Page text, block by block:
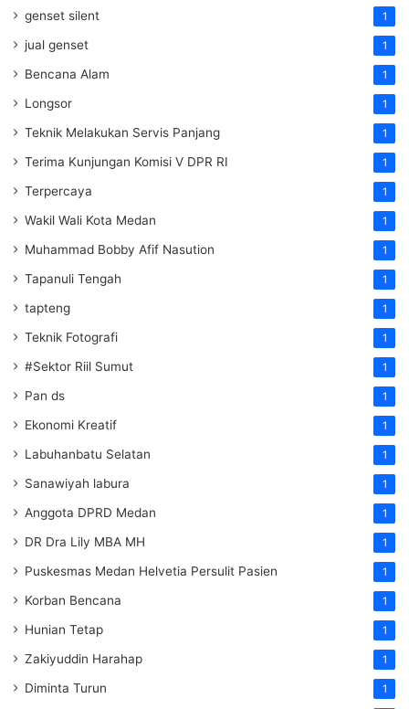
genset silent 1
jual genset 1
Bencana Alam 1
Longsor 1
Teknik Melakukan Servis Panjang 1
Terima Kunjungan Komisi V DPR RI 1
Terpercaya 1
Wakil Wali Kota Medan 1
Muhammad Bobby Afif Nasution 1
Tapanuli Tengah 1
tapteng 1
Teknik Fotografi 1
#Sektor Riil Sumut 1
Pan ds 1
Ekonomi Kreatif 1
Labuhanbatu Selatan 1
Sanawiyah labura 1
Anggota DPRD Medan 1
DR Dra Lily MBA MH 1
Puskesmas Medan Helvetia Persulit Pasien 1
Korban Bencana 1
Hunian Tetap 1
Zakiyuddin Harahap 1
Diminta Turun 1